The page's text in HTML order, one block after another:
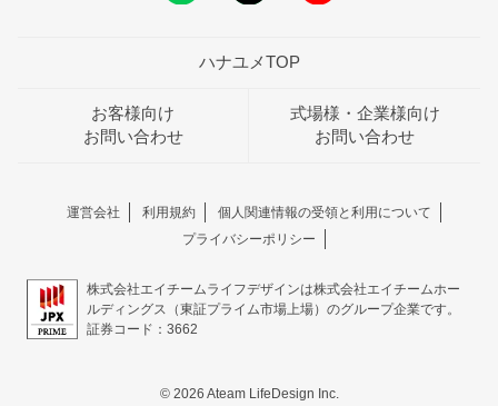
ハナユメTOP
お客様向け
お問い合わせ
式場様・企業様向け
お問い合わせ
運営会社 利用規約
個人関連情報の受領と利用について
プライバシーポリシー
株式会社エイチームライフデザインは株式会社エイチームホー
ルディングス（東証プライム市場上場）のグループ企業です。
証券コード：3662
© 2026 Ateam LifeDesign Inc.